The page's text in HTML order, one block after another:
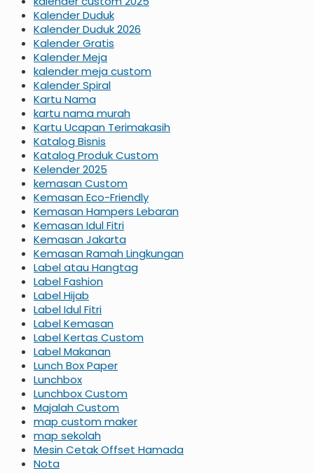
Kalender Duduk
Kalender Duduk 2026
Kalender Gratis
Kalender Meja
kalender meja custom
Kalender Spiral
Kartu Nama
kartu nama murah
Kartu Ucapan Terimakasih
Katalog Bisnis
Katalog Produk Custom
Kelender 2025
kemasan Custom
Kemasan Eco-Friendly
Kemasan Hampers Lebaran
Kemasan Idul Fitri
Kemasan Jakarta
Kemasan Ramah Lingkungan
Label atau Hangtag
Label Fashion
Label Hijab
Label Idul Fitri
Label Kemasan
Label Kertas Custom
Label Makanan
Lunch Box Paper
Lunchbox
Lunchbox Custom
Majalah Custom
map custom maker
map sekolah
Mesin Cetak Offset Hamada
Nota